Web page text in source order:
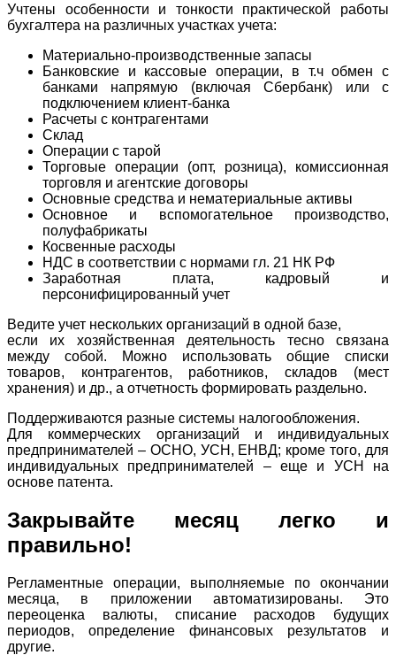
Учтены особенности и тонкости практической работы
бухгалтера на различных участках учета:
Материально-производственные запасы
Банковские и кассовые операции, в т.ч обмен с
банками напрямую (включая Сбербанк) или с
подключением клиент-банка
Расчеты с контрагентами
Склад
Операции с тарой
Торговые операции (опт, розница), комиссионная
торговля и агентские договоры
Основные средства и нематериальные активы
Основное и вспомогательное производство,
полуфабрикаты
Косвенные расходы
НДС в соответствии с нормами гл. 21 НК РФ
Заработная плата, кадровый и
персонифицированный учет
Ведите учет нескольких организаций в одной базе,
если их хозяйственная деятельность тесно связана
между собой. Можно использовать общие списки
товаров, контрагентов, работников, складов (мест
хранения) и др., а отчетность формировать раздельно.
Поддерживаются разные системы налогообложения.
Для коммерческих организаций и индивидуальных
предпринимателей – ОСНО, УСН, ЕНВД; кроме того, для
индивидуальных предпринимателей – еще и УСН на
основе патента.
Закрывайте месяц легко и
правильно!
Регламентные операции, выполняемые по окончании
месяца, в приложении автоматизированы. Это
переоценка валюты, списание расходов будущих
периодов, определение финансовых результатов и
другие.